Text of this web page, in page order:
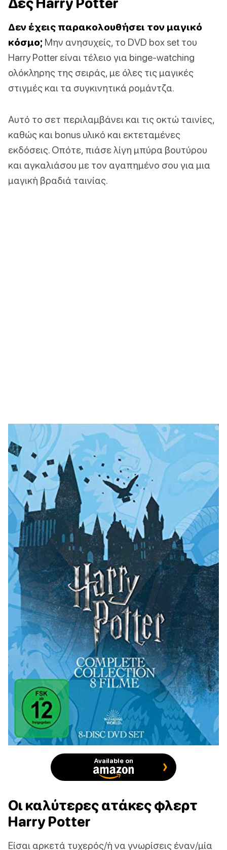
Δεν έχεις παρακολουθήσει τον μαγικό
κόσμο; Μην ανησυχείς, το DVD box set του
Harry Potter είναι τέλειο για binge-watching
ολόκληρης της σειράς, με όλες τις μαγικές
στιγμές και τα συγκινητικά ρομάντζα.
Αυτό το σετ περιλαμβάνει και τις οκτώ ταινίες,
καθώς και bonus υλικό και εκτεταμένες
εκδόσεις. Οπότε, πιάσε λίγη μπύρα βουτύρου
και αγκαλιάσου με τον αγαπημένο σου για μια
μαγική βραδιά ταινίας.
Available on
Οι καλύτερες ατάκες φλερτ
Harry Potter
Είσαι αρκετά τυχερός/ή να γνωρίσεις έναν/μία